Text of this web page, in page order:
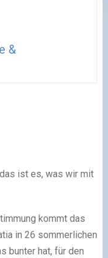
&
ist es, was wir mit
kommt das
in 26 sommerlichen
bunter hat, für den